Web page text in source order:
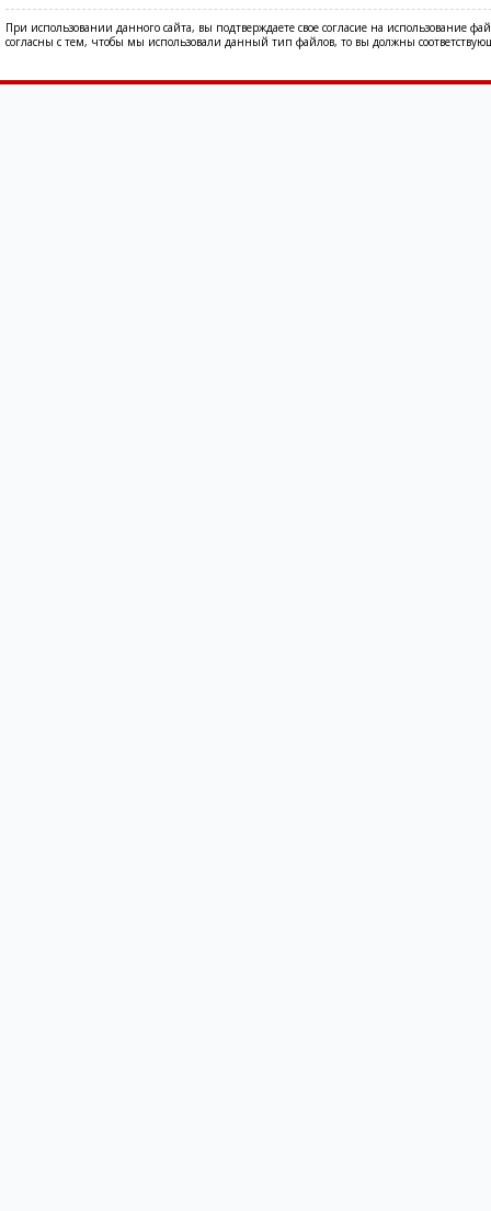
При использовании данного сайта, вы подтверждаете свое согласие на использование
согласны с тем, чтобы мы использовали данный тип файлов, то вы должны